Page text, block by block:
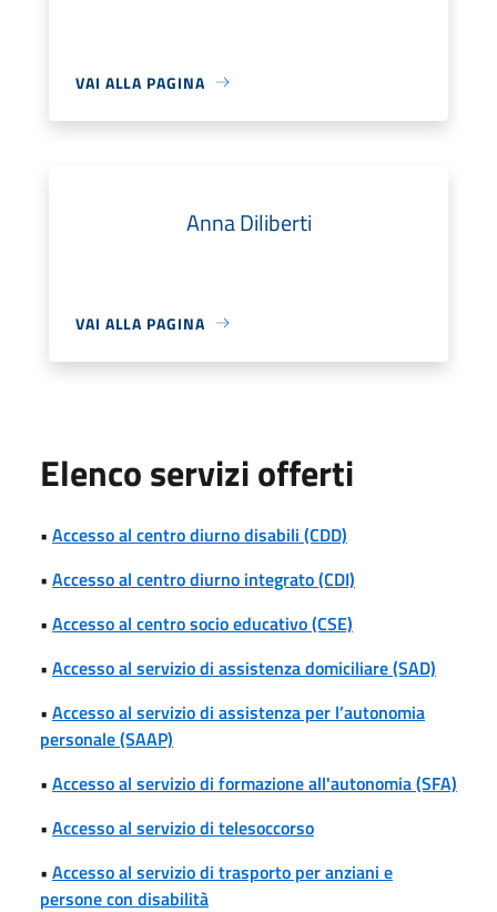
VAI ALLA PAGINA
Anna Diliberti
VAI ALLA PAGINA
Elenco servizi offerti
• Accesso al centro diurno disabili (CDD)
• Accesso al centro diurno integrato (CDI)
• Accesso al centro socio educativo (CSE)
• Accesso al servizio di assistenza domiciliare (SAD)
• Accesso al servizio di assistenza per l’autonomia
personale (SAAP)
• Accesso al servizio di formazione all'autonomia (SFA)
• Accesso al servizio di telesoccorso
• Accesso al servizio di trasporto per anziani e
persone con disabilità